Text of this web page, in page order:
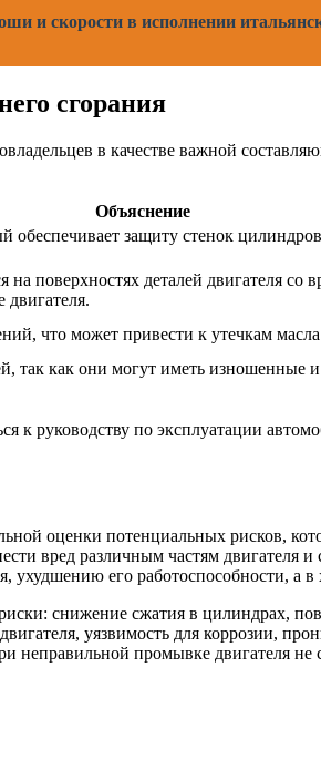
и скорости в исполнении
сгорания
в качестве важной
Объяснение
защиту стенок
поверхностях деталей двигателя
что может привести к утечкам
так как они могут иметь изношенные
руководству по эксплуатации
оценки потенциальных рисков,
вред различным частям
ухудшению его работоспособности, а
снижение сжатия в цилиндрах,
уязвимость для коррозии,
промывке двигателя не